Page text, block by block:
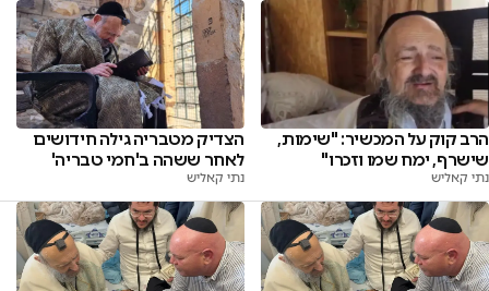
הרב קוק על המכשיר: "שימות,
שישרף, ימח שמו וזכרו"
נתי קאליש
הצדיק מטבריה גילה חידושים
לאחר ששהה ב'חמי טבריה'
נתי קאליש